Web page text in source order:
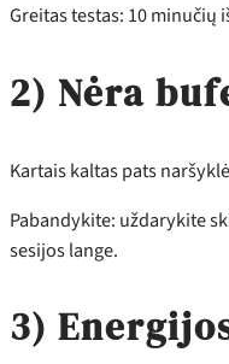
Greitas testas: 10
2) Nėra
Kartais kaltas pats
Pabandykite: uždarykite
sesijos lange.
3)